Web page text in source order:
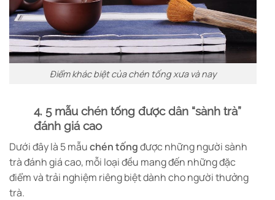
Điểm khác biệt của chén tống xưa và nay
4. 5 mẫu chén tống được dân “sành trà”
đánh giá cao
Dưới đây là 5 mẫuchén tốngđược những người sành
trà đánh giá cao, mỗi loại đều mang đến những đặc
điểm và trải nghiệm riêng biệt dành cho người thưởng
trà.